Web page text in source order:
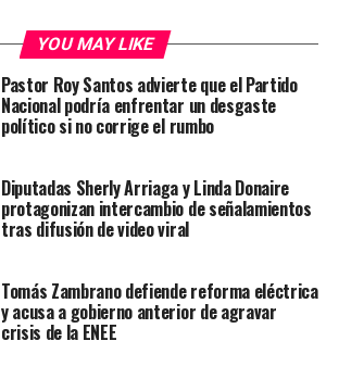
YOU MAY LIKE
Pastor Roy Santos advierte que el Partido
Nacional podría enfrentar un desgaste
político si no corrige el rumbo
Diputadas Sherly Arriaga y Linda Donaire
protagonizan intercambio de señalamientos
tras difusión de video viral
Tomás Zambrano defiende reforma eléctrica
y acusa a gobierno anterior de agravar
crisis de la ENEE